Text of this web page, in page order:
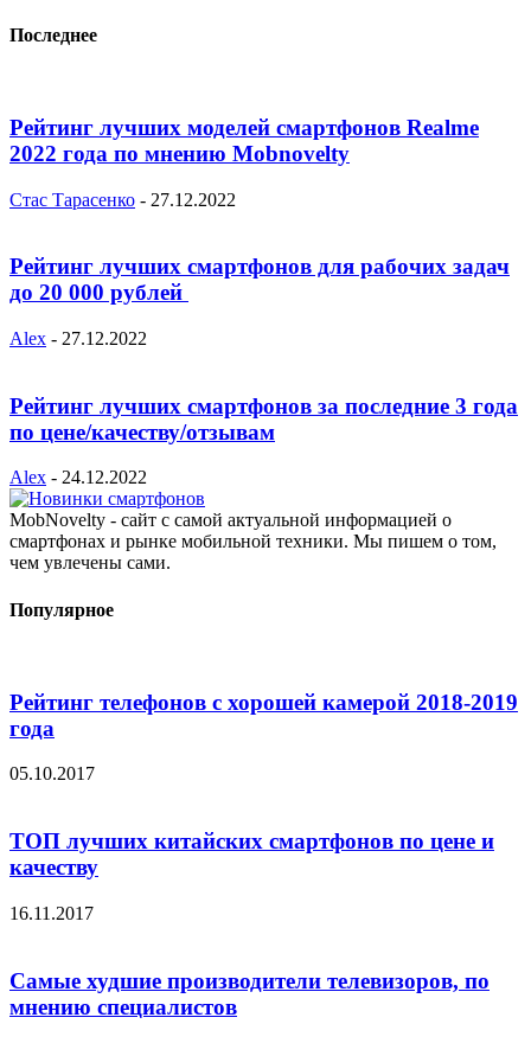
Последнее
Рейтинг лучших моделей смартфонов Realme
2022 года по мнению Mobnovelty
Стас Тарасенко - 27.12.2022
Рейтинг лучших смартфонов для рабочих задач
до 20 000 рублей
Alex - 27.12.2022
Рейтинг лучших смартфонов за последние 3 года
по цене/качеству/отзывам
Alex - 24.12.2022
MobNovelty - сайт с самой актуальной информацией о
смартфонах и рынке мобильной техники. Мы пишем о том,
чем увлечены сами.
Популярное
Рейтинг телефонов с хорошей камерой 2018-2019
года
05.10.2017
ТОП лучших китайских смартфонов по цене и
качеству
16.11.2017
Самые худшие производители телевизоров, по
мнению специалистов